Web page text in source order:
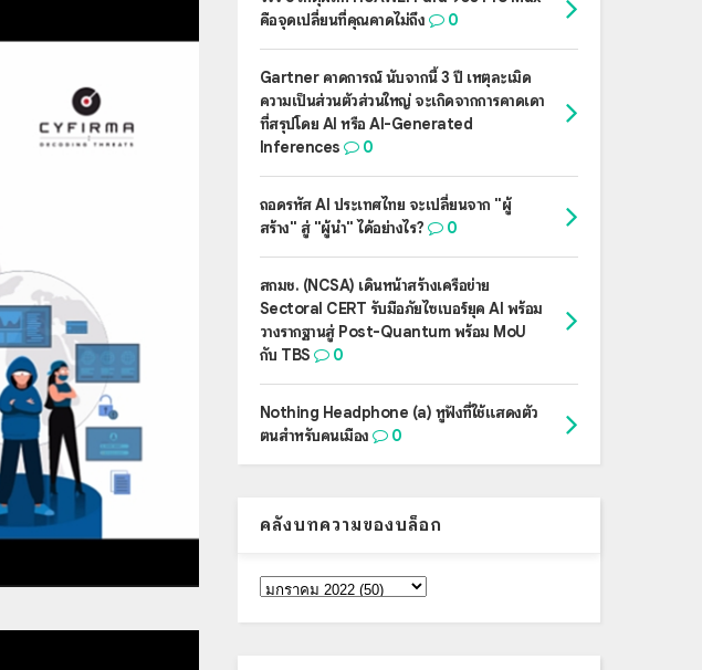
คือจุดเปลี่ยนที่คุณคาดไม่ถึง
0
Gartner คาดการณ์ นับจากนี้ 3 ปี เหตุละเมิด
ความเป็นส่วนตัวส่วนใหญ่ จะเกิดจากการคาดเดา
ที่สรุปโดย AI หรือ AI-Generated
Inferences
0
ถอดรหัส AI ประเทศไทย จะเปลี่ยนจาก "ผู้
สร้าง" สู่ "ผู้นำ" ได้อย่างไร?
0
สกมช. (NCSA) เดินหน้าสร้างเครือข่าย
Sectoral CERT รับมือภัยไซเบอร์ยุค AI พร้อม
วางรากฐานสู่ Post-Quantum พร้อม MoU
กับ TBS
0
Nothing Headphone (a) หูฟังที่ใช้แสดงตัว
ตนสำหรับคนเมือง
0
คลังบทความของบล็อก